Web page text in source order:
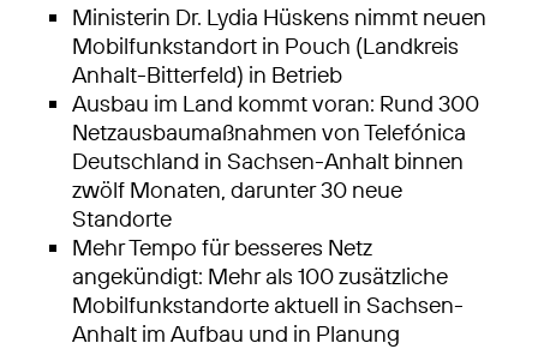
Ministerin Dr. Lydia Hüskens nimmt neuen
Mobilfunkstandort in Pouch (Landkreis
Anhalt-Bitterfeld) in Betrieb
Ausbau im Land kommt voran: Rund 300
Netzausbaumaßnahmen von Telefónica
Deutschland in Sachsen-Anhalt binnen
zwölf Monaten, darunter 30 neue
Standorte
Mehr Tempo für besseres Netz
angekündigt: Mehr als 100 zusätzliche
Mobilfunkstandorte aktuell in Sachsen-
Anhalt im Aufbau und in Planung